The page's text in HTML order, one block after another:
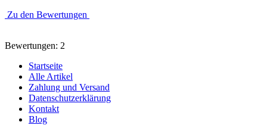
Zu den Bewertungen
Bewertungen: 2
Startseite
Alle Artikel
Zahlung und Versand
Datenschutzerklärung
Kontakt
Blog